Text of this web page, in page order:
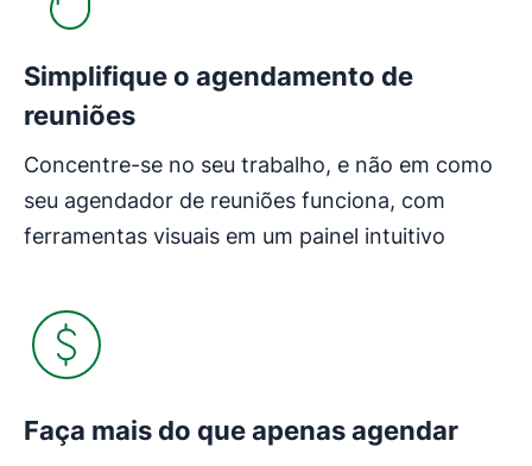
Simplifique o agendamento de
reuniões
Concentre-se no seu trabalho, e não em como
seu agendador de reuniões funciona, com
ferramentas visuais em um painel intuitivo
Faça mais do que apenas agendar